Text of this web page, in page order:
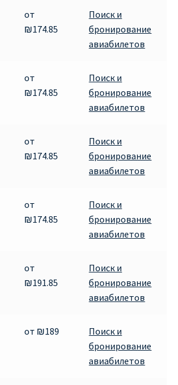
В БЕРЛИН
В ВАРШАВУ
В ЛОНДОН
В ПАРИЖ
ПАССАЖИРОВ
ПЕРЕНОС РЕЙСОВ RYANAIR
от
₪174.85
Поиск и
бронирование
авиабилетов
от
₪174.85
Поиск и
бронирование
авиабилетов
от
₪174.85
Поиск и
бронирование
авиабилетов
от
₪174.85
Поиск и
бронирование
авиабилетов
от
₪191.85
Поиск и
бронирование
авиабилетов
от ₪189
Поиск и
бронирование
авиабилетов